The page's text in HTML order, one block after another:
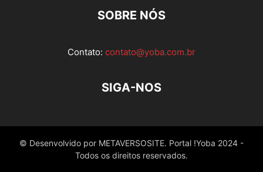
SOBRE NÓS
Contato: contato@yoba.com.br
SIGA-NOS
© Desenvolvido por METAVERSOSITE. Portal !Yoba 2024 -
Todos os direitos reservados.